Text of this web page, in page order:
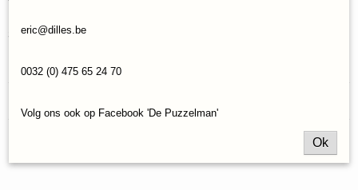
Speeltijd
eric@dilles.be
0032 (0) 475 65 24 70
Volg ons ook op Facebook 'De Puzzelman'
Ok